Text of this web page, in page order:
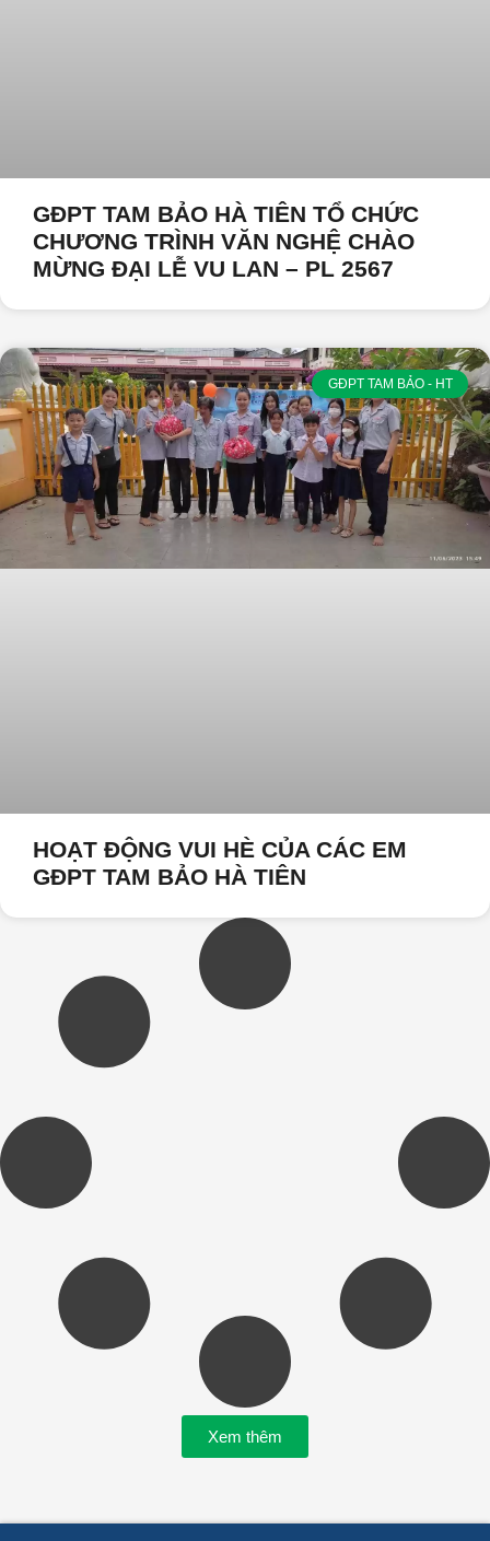
GĐPT TAM BẢO HÀ TIÊN TỔ CHỨC
CHƯƠNG TRÌNH VĂN NGHỆ CHÀO
MỪNG ĐẠI LỄ VU LAN – PL 2567
GĐPT TAM BẢO - HT
HOẠT ĐỘNG VUI HÈ CỦA CÁC EM
GĐPT TAM BẢO HÀ TIÊN
Xem thêm